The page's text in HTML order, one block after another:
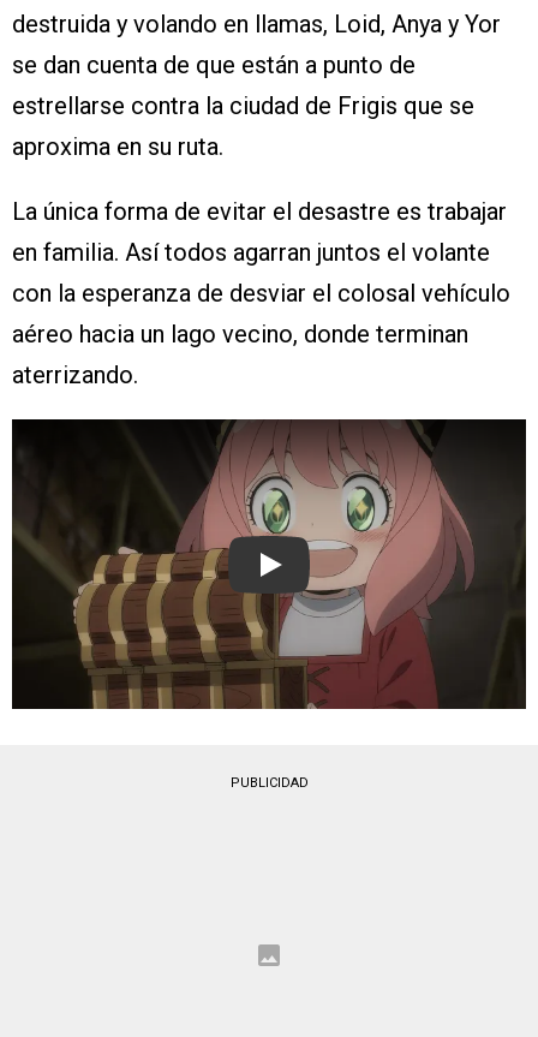
destruida y volando en llamas, Loid, Anya y Yor
se dan cuenta de que están a punto de
estrellarse contra la ciudad de Frigis que se
aproxima en su ruta.
La única forma de evitar el desastre es trabajar
en familia. Así todos agarran juntos el volante
con la esperanza de desviar el colosal vehículo
aéreo hacia un lago vecino, donde terminan
aterrizando.
Play
PUBLICIDAD